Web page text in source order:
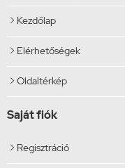
 Kezdőlap
 Elérhetőségek
 Oldaltérkép
Saját fiók
 Regisztráció